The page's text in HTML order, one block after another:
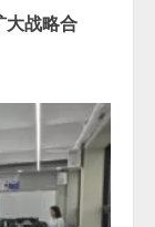
大战略合